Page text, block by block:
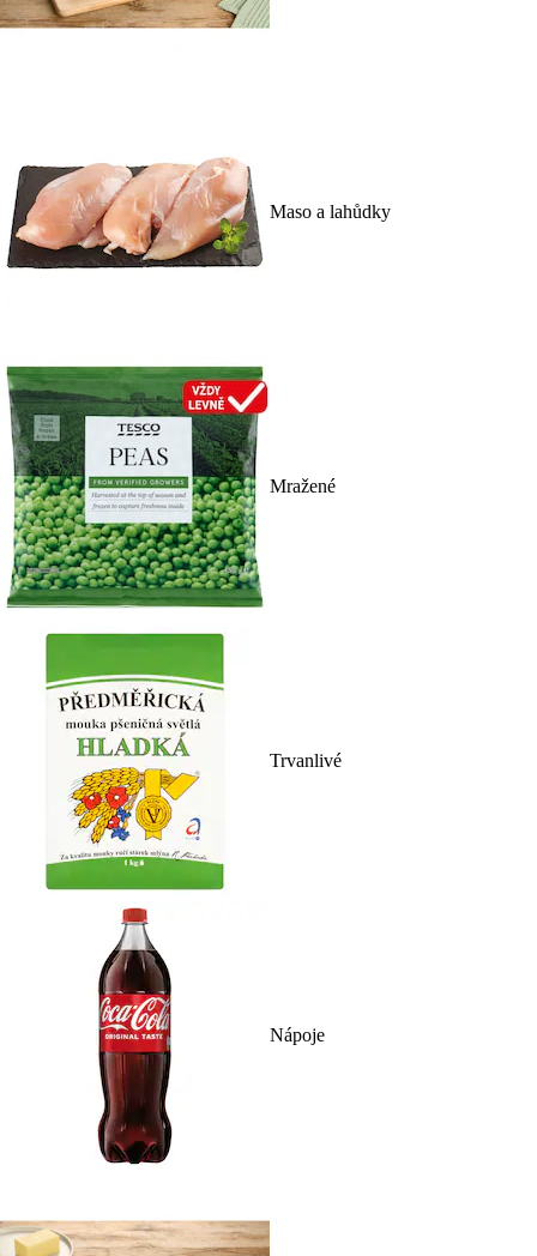
Maso a lahůdky
Mražené
Trvanlivé
Nápoje